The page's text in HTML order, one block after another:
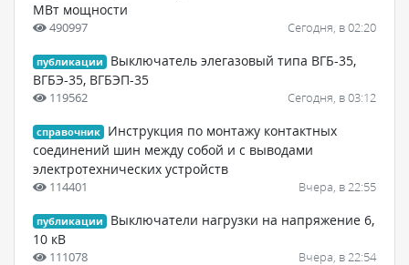
МВт мощности
490997 Сегодня, в 02:20
публикации
Выключатель элегазовый типа ВГБ-35,
ВГБЭ-35, ВГБЭП-35
119562 Сегодня, в 03:12
справочник
Инструкция по монтажу контактных
соединений шин между собой и с выводами
электротехнических устройств
114401 Вчера, в 22:55
публикации
Выключатели нагрузки на напряжение 6,
10 кВ
111078 Вчера, в 22:54